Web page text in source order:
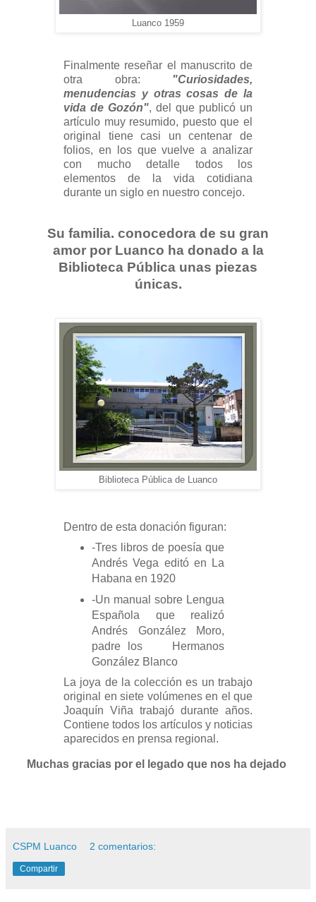
Luanco 1959
Finalmente reseñar el manuscrito de
otra obra: "Curiosidades,
menudencias y otras cosas de la
vida de Gozón", del que publicó un
artículo muy resumido, puesto que el
original tiene casi un centenar de
folios, en los que vuelve a analizar
con mucho detalle todos los
elementos de la vida cotidiana
durante un siglo en nuestro concejo.
Su familia. conocedora de su gran
amor por Luanco ha donado a la
Biblioteca Pública unas piezas
únicas.
Biblioteca Pública de Luanco
Dentro de esta donación figuran:
-Tres libros de poesía que
Andrés Vega editó en La
Habana en 1920
-Un manual sobre Lengua
Española que realizó
Andrés González Moro,
padre los Hermanos
González Blanco
La joya de la colección es un trabajo
original en siete volúmenes en el que
Joaquín Viña trabajó durante años.
Contiene todos los artículos y noticias
aparecidos en prensa regional.
Muchas gracias por el legado que nos ha dejado
CSPM Luanco 2 comentarios:
Compartir